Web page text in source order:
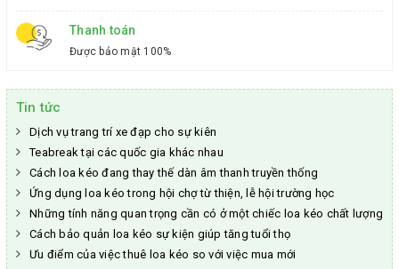
Thanh toán
Được bảo mật 100%
Tin tức
Dịch vụ trang trí xe đạp cho sự kiên
Teabreak tại các quốc gia khác nhau
Cách loa kéo đang thay thế dàn âm thanh truyền thống
Ứng dụng loa kéo trong hội chợ từ thiện, lễ hội trường học
Những tính năng quan trọng cần có ở một chiếc loa kéo chất lượng
Cách bảo quản loa kéo sự kiện giúp tăng tuổi thọ
Ưu điểm của việc thuê loa kéo so với việc mua mới